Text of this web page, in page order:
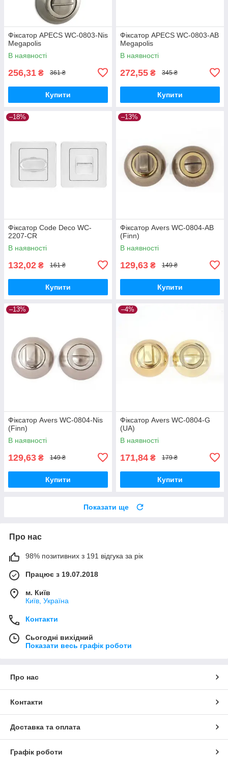
Фіксатор APECS WC-0803-Nis
Megapolis
В наявності
256,31 ₴ 361 ₴
Купити
Фіксатор APECS WC-0803-AB
Megapolis
В наявності
272,55 ₴ 345 ₴
Купити
–18%
Фіксатор Code Deco WC-
2207-CR
В наявності
132,02 ₴ 161 ₴
Купити
–13%
Фiксатор Avers WC-0804-AB
(Finn)
В наявності
129,63 ₴ 149 ₴
Купити
–13%
Фiксатор Avers WC-0804-Nis
(Finn)
В наявності
129,63 ₴ 149 ₴
Купити
–4%
Фiксатор Avers WC-0804-G
(UA)
В наявності
171,84 ₴ 179 ₴
Купити
Показати ще
Про нас
98% позитивних з 191 відгука за рік
Працює з 19.07.2018
м. Київ
Київ, Україна
Контакти
Сьогодні вихідний
Показати весь графік роботи
Про нас
Контакти
Доставка та оплата
Графік роботи